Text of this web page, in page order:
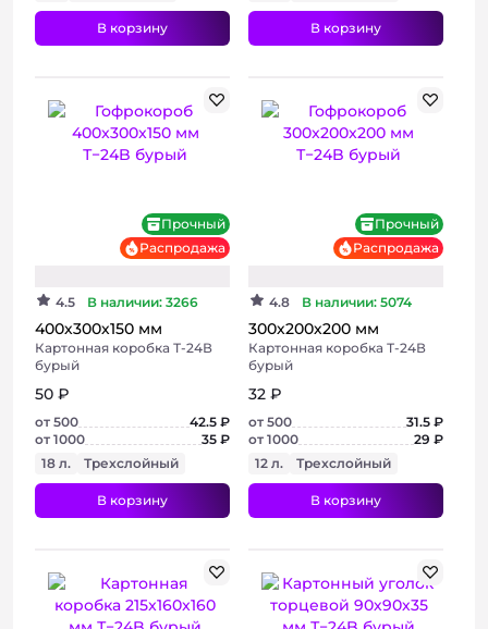
В корзину В корзину
Прочный
Распродажа
4.5 В наличии: 3266
400х300х150 мм
Картонная коробка Т-24В
бурый
50 ₽
от 500
42.5 ₽
от 1000
35 ₽
18 л.
Трехслойный
В корзину
Прочный
Распродажа
4.8 В наличии: 5074
300х200х200 мм
Картонная коробка Т-24В
бурый
32 ₽
от 500
31.5 ₽
от 1000
29 ₽
12 л.
Трехслойный
В корзину